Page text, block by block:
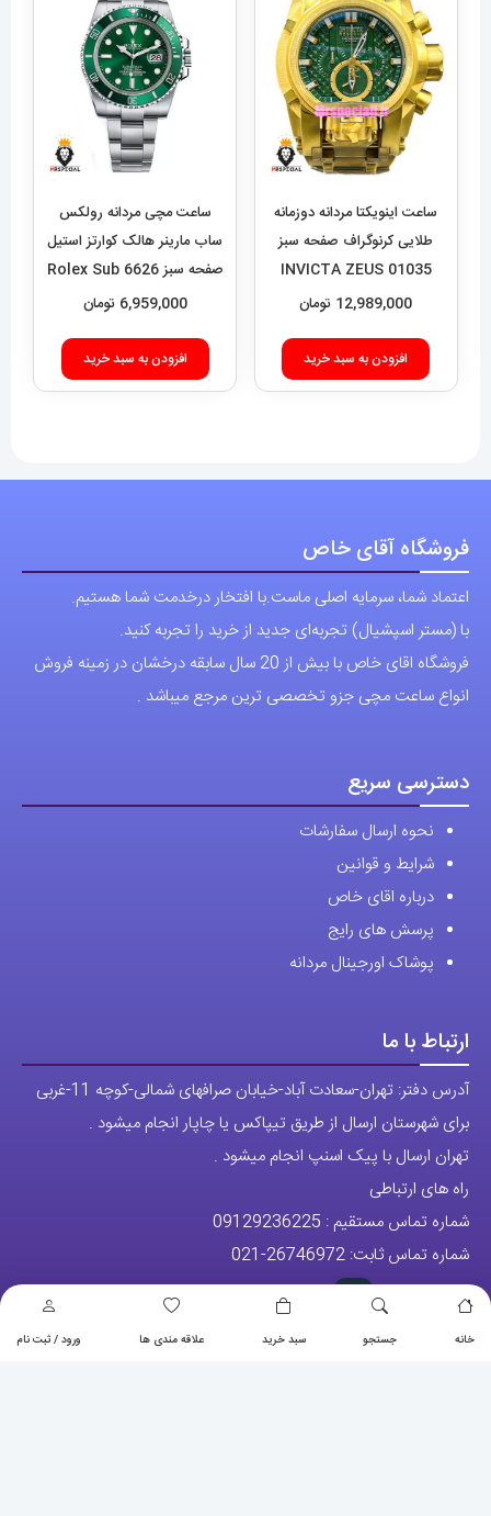
خانه جستجو سبد خرید علاقه مندی ها ورود / ثبت نام
ساعت اینویکتا مردانه دوزمانه
طلایی کرنوگراف صفحه سبز
12,989,000 تومان
ساعت مچی مردانه رولکس
ساب مارینر هالک کوارتز استیل
mariner hulk
6,959,000تومان
فروشگاه آقای خاص
اعتماد شما، سرمایه اصلی ماست.با افتخار درخدمت شما هستیم.
با (مستر اسپشیال) تجربه‌ای جدید از خرید را تجربه کنید.
دسترسی سریع
نحوه ارسال سفارشات
شرایط و قوانین
درباره اقای خاص
ارتباط با ما
آدرس دفتر: تهران-سعادت آباد-خیابان صرافهای شمالی-کوچه 11-غربی
برای شهرستان ارسال از طریق تیپاکس یا چاپار انجام میشود .
تهران ارسال با پیک اسنپ انجام میشود .
راه های ارتباطی
شماره تماس مستقیم :
شماره تماس ثابت:
26746972
تلگرام